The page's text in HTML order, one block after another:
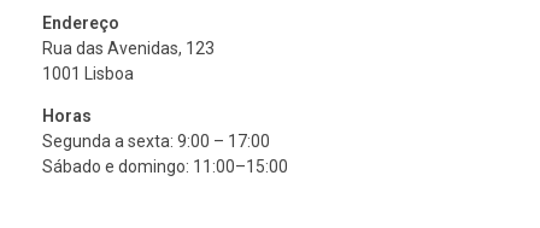
Endereço
Rua das Avenidas, 123
1001 Lisboa
Horas
Segunda a sexta: 9:00 – 17:00
Sábado e domingo: 11:00–15:00